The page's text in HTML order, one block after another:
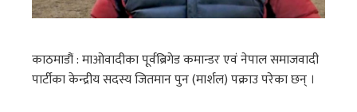
काठमाडौं : माओवादीका पूर्वब्रिगेड कमान्डर एवं नेपाल समाजवादी
पार्टीका केन्द्रीय सदस्य जितमान पुन (मार्शल) पक्राउ परेका छन् ।